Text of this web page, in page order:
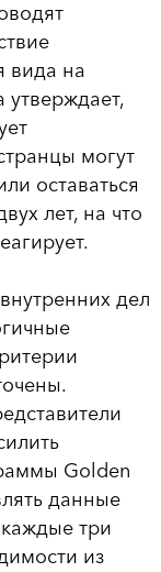
вида на
утверждает,
могут
оставаться
лет, на что
дел
Golden
данные
три
из